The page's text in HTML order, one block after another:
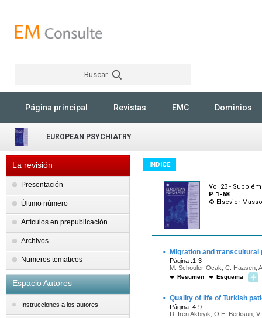
Buscar
Página principal Revistas EMC Dominios
EUROPEAN PSYCHIATRY
La revisión
Presentación
Último número
Artículos en prepublicación
Archivos
Numeros tematicos
Espacio Autores
Instrucciones a los autores
ÍNDICE
Vol 23 -
P. 1-68
© Elsevier
· Migration and
Página :1-3
M. Schouler-Ocak, C. Haasen,
Resumen Esquema
· Quality of life of Turkish
Página :4-9
D. Iren Akbiyik, O.E. Berksun,